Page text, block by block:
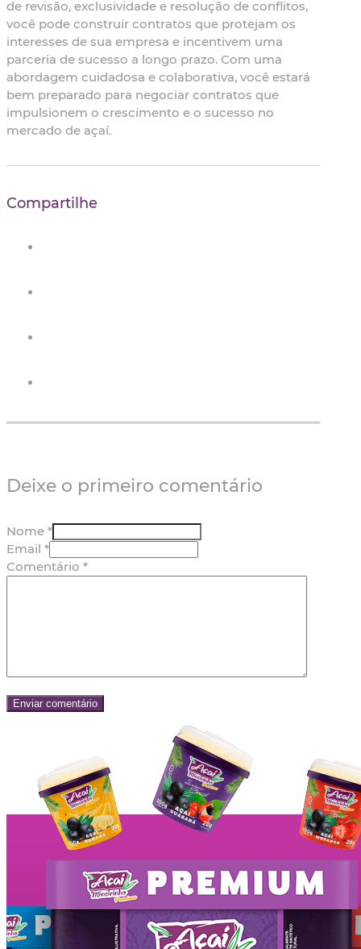
de revisão, exclusividade e resolução de conflitos,
você pode construir contratos que protejam os
interesses de sua empresa e incentivem uma
parceria de sucesso a longo prazo. Com uma
abordagem cuidadosa e colaborativa, você estará
bem preparado para negociar contratos que
impulsionem o crescimento e o sucesso no
mercado de açaí.
Compartilhe
Deixe o primeiro comentário
Nome *
Email *
Comentário *